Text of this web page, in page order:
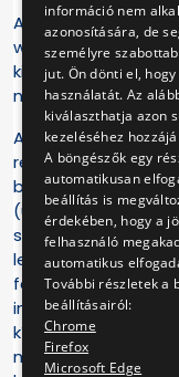
A regisztrációs
webshop-os
kivételével -
nem adja át.
Az Adatkezelő a
regisztrációt
bejelentkezését
(ún. cookie-kat)
számítógépén. A
lehetőséget Az
felhasználó
információihoz
kívül, amelyekről a
megismertet. Ezt
információ nem
azonosítására, de
személyre
jut. Ön dönti el,
használatát. Az
kiválaszthatja azon
kezeléséhez
A böngészők egy
automatikusan
beállítás is
érdekében, hogy a
felhasználó
automatikus
További részletek a
beállításairól:
Chrome
Firefox
Microsoft Edge